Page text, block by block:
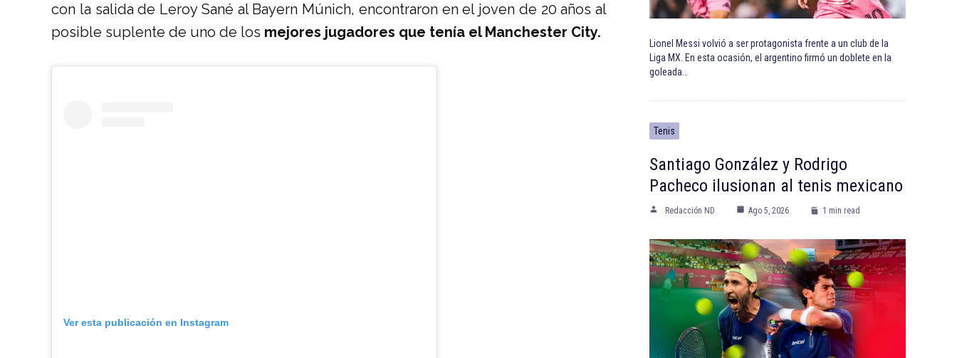
con la salida de Leroy Sané al Bayern Múnich, encontraron en el joven de 20 años al
posible suplente de uno de los mejores jugadores que tenía el Manchester City.
Ver esta publicación en Instagram
Lionel Messi volvió a ser protagonista frente a un club de la
Liga MX. En esta ocasión, el argentino firmó un doblete en la
goleada…
Tenis
Santiago González y Rodrigo
Pacheco ilusionan al tenis mexicano
Redacción ND Ago 5, 2026 1 min read